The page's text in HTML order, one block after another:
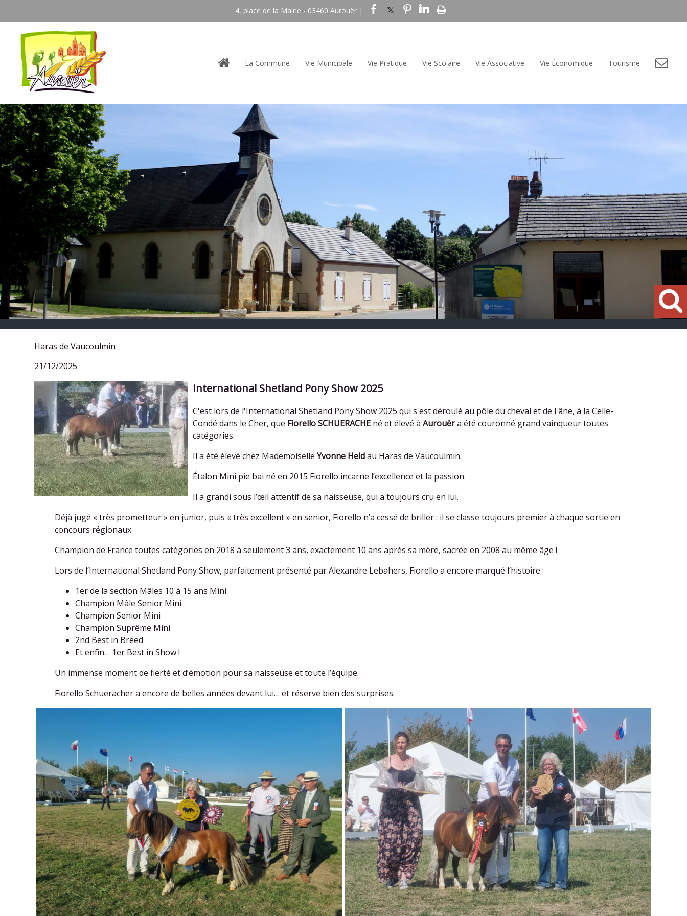
4, place de la Mairie - 03460 Aurouër |
La Commune Vie Municipale Vie Pratique Vie Scolaire Vie Associative Vie Économique Tourisme
Haras de Vaucoulmin
21/12/2025
International Shetland Pony Show 2025
C'est lors de l'International Shetland Pony Show 2025 qui s'est déroulé au pôle du cheval et de l'âne, à la Celle-
Condé dans le Cher, que Fiorello SCHUERACHE né et élevé àAurouëra été couronné grand vainqueur toutes
catégories.
Il a été élevé chez MademoiselleYvonne Heldau Haras de Vaucoulmin.
Étalon Mini pie bai né en 2015 Fiorello incarne l’excellence et la passion.
Il a grandi sous l’œil attentif de sa naisseuse, qui a toujours cru en lui.
Déjà jugé « très prometteur » en junior, puis « très excellent » en senior, Fiorello n’a cessé de briller : il se classe toujours premier à chaque sortie en
concours régionaux.
Champion de France toutes catégories en 2018 à seulement 3 ans, exactement 10 ans après sa mère, sacrée en 2008 au même âge !
Lors de l’International Shetland Pony Show, parfaitement présenté par Alexandre Lebahers, Fiorello a encore marqué l’histoire :
1er de la section Mâles 10 à 15 ans Mini
Champion Mâle Senior Mini
Champion Senior Mini
Champion Suprême Mini
2nd Best in Breed
Et enfin… 1er Best in Show !
Un immense moment de fierté et d’émotion pour sa naisseuse et toute l’équipe.
Fiorello Schueracher a encore de belles années devant lui… et réserve bien des surprises.